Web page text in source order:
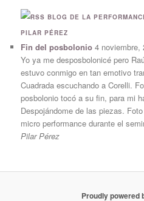
BLOG DE LA
PILAR PÉREZ
Fin del posbolonio 4 noviembre,
Yo ya me desposbolonicé pero
estuvo conmigo en tan emotivo
Cuadrada escuchando a Corelli.
posbolonio tocó a su fin, para mi
Despojándome de las piezas.
micro performance durante el
Pilar Pérez
Proudly powered